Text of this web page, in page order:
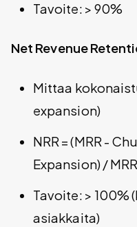
Tavoite: > 90%
Net Revenue
Mittaa
expansion)
NRR = (MRR -
Expansion) / MRR
Tavoite: > 100%
asiakkaita)